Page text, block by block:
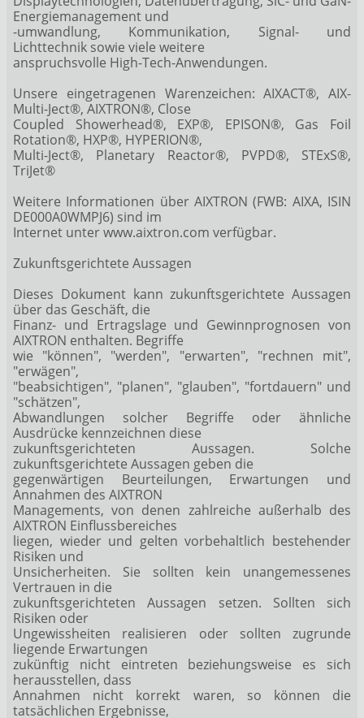
Energiemanagement und
-umwandlung, Kommunikation, Signal- und
Lichttechnik sowie viele weitere
anspruchsvolle High-Tech-Anwendungen.
Unsere eingetragenen Warenzeichen: AIXACT®, AIX-
Multi-Ject®, AIXTRON®, Close
Coupled Showerhead®, EXP®, EPISON®, Gas Foil
Rotation®, HXP®, HYPERION®,
Multi-Ject®, Planetary Reactor®, PVPD®, STExS®,
TriJet®
Weitere Informationen über AIXTRON (FWB: AIXA, ISIN
DE000A0WMPJ6) sind im
Internet unter www.aixtron.com verfügbar.
Zukunftsgerichtete Aussagen
Dieses Dokument kann zukunftsgerichtete Aussagen
über das Geschäft, die
Finanz- und Ertragslage und Gewinnprognosen von
AIXTRON enthalten. Begriffe
wie "können", "werden", "erwarten", "rechnen mit",
"erwägen",
"beabsichtigen", "planen", "glauben", "fortdauern" und
"schätzen",
Abwandlungen solcher Begriffe oder ähnliche
Ausdrücke kennzeichnen diese
zukunftsgerichteten Aussagen. Solche
zukunftsgerichtete Aussagen geben die
gegenwärtigen Beurteilungen, Erwartungen und
Annahmen des AIXTRON
Managements, von denen zahlreiche außerhalb des
AIXTRON Einflussbereiches
liegen, wieder und gelten vorbehaltlich bestehender
Risiken und
Unsicherheiten. Sie sollten kein unangemessenes
Vertrauen in die
zukunftsgerichteten Aussagen setzen. Sollten sich
Risiken oder
Ungewissheiten realisieren oder sollten zugrunde
liegende Erwartungen
zukünftig nicht eintreten beziehungsweise es sich
herausstellen, dass
Annahmen nicht korrekt waren, so können die
tatsächlichen Ergebnisse,